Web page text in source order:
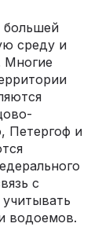
среду и
Многие
Петергоф и
с
водоемов.